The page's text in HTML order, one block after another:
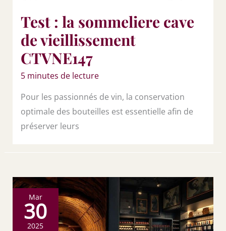
Test : la sommeliere cave
de vieillissement
CTVNE147
5 minutes de lecture
Pour les passionnés de vin, la conservation
optimale des bouteilles est essentielle afin de
préserver leurs
Mar
30
2025